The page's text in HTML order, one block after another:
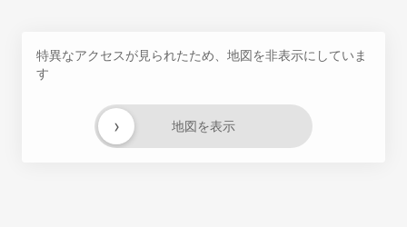
特異なアクセスが見られたため、地図を非表示にしていま
す
地図を表示
›